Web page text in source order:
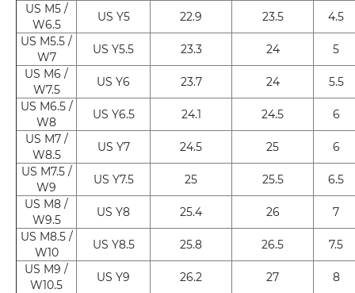
US M5 /
W6.5
US Y5 22.9 23.5
4.5
US M5.5 /
W7
US Y5.5 23.3 24
5
US M6 /
W7.5
US Y6 23.7 24
5.5
US M6.5 /
W8
US Y6.5 24.1 24.5
6
US M7 /
W8.5
US Y7 24.5 25
6
US M7.5 /
W9
US Y7.5 25 25.5
6.5
US M8 /
W9.5
US Y8 25.4 26
7
US M8.5 /
W10
US Y8.5 25.8 26.5
7.5
US M9 /
W10.5
US Y9 26.2 27
8